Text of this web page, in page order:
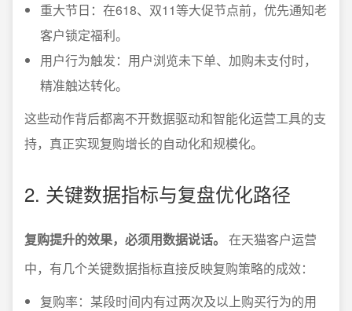
重大节日：在618、双11等大促节点前，优先通知老
客户锁定福利。
用户行为触发：用户浏览未下单、加购未支付时，
精准触达转化。
这些动作背后都离不开数据驱动和智能化运营工具的支
持，真正实现复购增长的自动化和规模化。
2. 关键数据指标与复盘优化路径
复购提升的效果，必须用数据说话。
在天猫客户运营
中，有几个关键数据指标直接反映复购策略的成效：
复购率：某段时间内有过两次及以上购买行为的用